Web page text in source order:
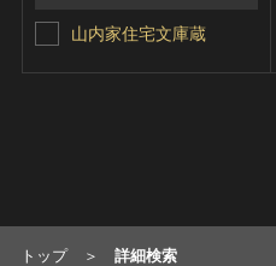
山内家住宅文庫蔵
トップ 詳細検索